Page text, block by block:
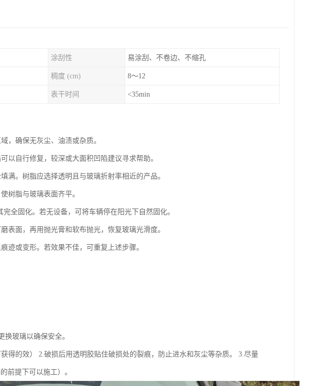
涂刮性 易涂刮、不卷边、不缩孔
稠度 (cm) 8～12
表干时间 <35min
，确保无灰尘、油渍或杂质。
以自行修复，较深或大面积凹陷建议寻求帮助。
满。树脂应选择透明且与玻璃折射率相近的产品。
树脂与玻璃表面齐平。
全固化。若无设备，可将车辆停在阳光下自然固化。
表面，再用抛光膏和软布抛光，恢复玻璃光滑度。
迹或变形。若效果不佳，可重复上述步骤。
玻璃以确保安全。
得的效） 2.破损后用透明胶贴住破损处的裂痕，防止进水和灰尘等杂质。 3.尽量
前提下可以施工）。